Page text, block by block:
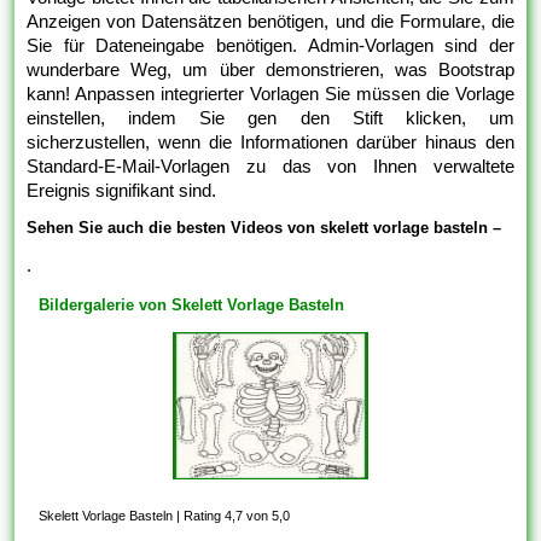
Anzeigen von Datensätzen benötigen, und die Formulare, die
Sie für Dateneingabe benötigen. Admin-Vorlagen sind der
wunderbare Weg, um über demonstrieren, was Bootstrap
kann! Anpassen integrierter Vorlagen Sie müssen die Vorlage
einstellen, indem Sie gen den Stift klicken, um
sicherzustellen, wenn die Informationen darüber hinaus den
Standard-E-Mail-Vorlagen zu das von Ihnen verwaltete
Ereignis signifikant sind.
Sehen Sie auch die besten Videos von skelett vorlage basteln –
.
Bildergalerie von Skelett Vorlage Basteln
Skelett Vorlage Basteln |Rating 4,7 von 5,0